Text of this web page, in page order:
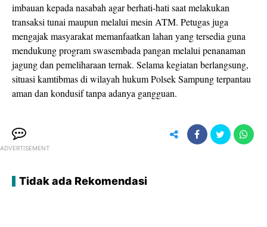
imbauan kepada nasabah agar berhati-hati saat melakukan
transaksi tunai maupun melalui mesin ATM. Petugas juga
mengajak masyarakat memanfaatkan lahan yang tersedia guna
mendukung program swasembada pangan melalui penanaman
jagung dan pemeliharaan ternak. Selama kegiatan berlangsung,
situasi kamtibmas di wilayah hukum Polsek Sampung terpantau
aman dan kondusif tanpa adanya gangguan.
ADVERTISEMENT
Tidak ada Rekomendasi